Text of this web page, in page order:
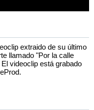
extraido de su último
llamado "Por la calle
videoclip está grabado